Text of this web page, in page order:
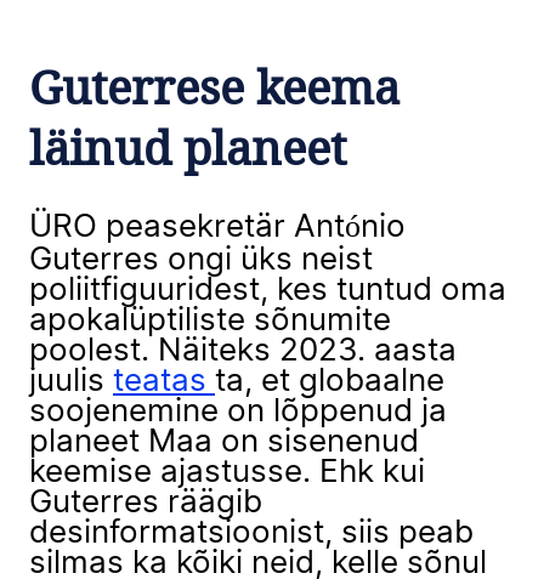
Guterrese keema
läinud planeet
ÜRO peasekretär António
Guterres ongi üks neist
poliitfiguuridest, kes tuntud oma
apokalüptiliste sõnumite
poolest. Näiteks 2023. aasta
juulis teatas ta, et globaalne
soojenemine on lõppenud ja
planeet Maa on sisenenud
keemise ajastusse. Ehk kui
Guterres räägib
desinformatsioonist, siis peab
silmas ka kõiki neid, kelle sõnul